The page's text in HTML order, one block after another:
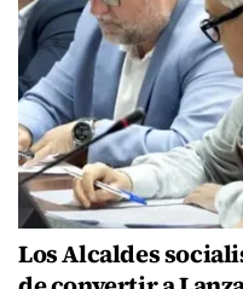
Los Alcaldes